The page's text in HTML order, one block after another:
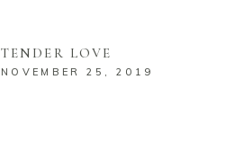
TENDER LOVE
NOVEMBER 25, 2019